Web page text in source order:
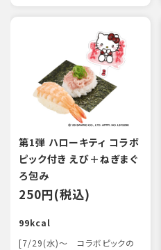
第1弾 ハローキティ コラボ
ピック付き えび＋ねぎまぐ
ろ包み
250円(税込)
99kcal
[7/29(水)～ コラボピックの